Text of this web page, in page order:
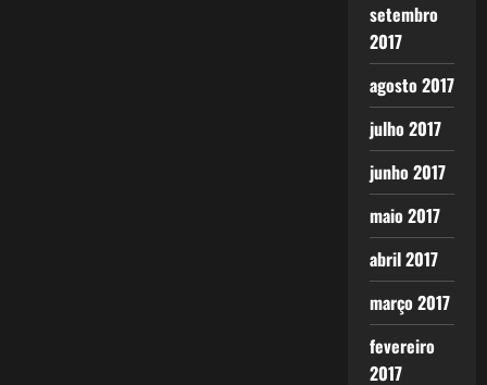
setembro
2017
agosto 2017
julho 2017
junho 2017
maio 2017
abril 2017
março 2017
fevereiro
2017